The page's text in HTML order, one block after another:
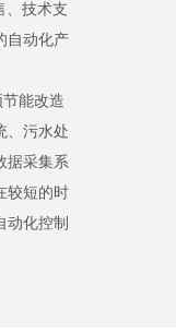
、技术支
自动化产
能改造
、污水处
据采集系
较短的时
动化控制